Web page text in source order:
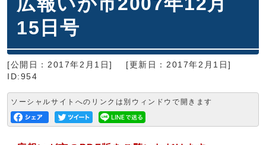
15日号
[公開日：2017年2月1日]
[更新日：2017年2月1日]
ID:954
ソーシャルサイトへのリンクは別ウィンドウで開きます